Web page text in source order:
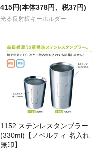
415円(本体378円、税37円)
光る反射板キーホルダー
1152 ステンレスタンブラー
(330ml)【ノベルティ 名入れ
無印】